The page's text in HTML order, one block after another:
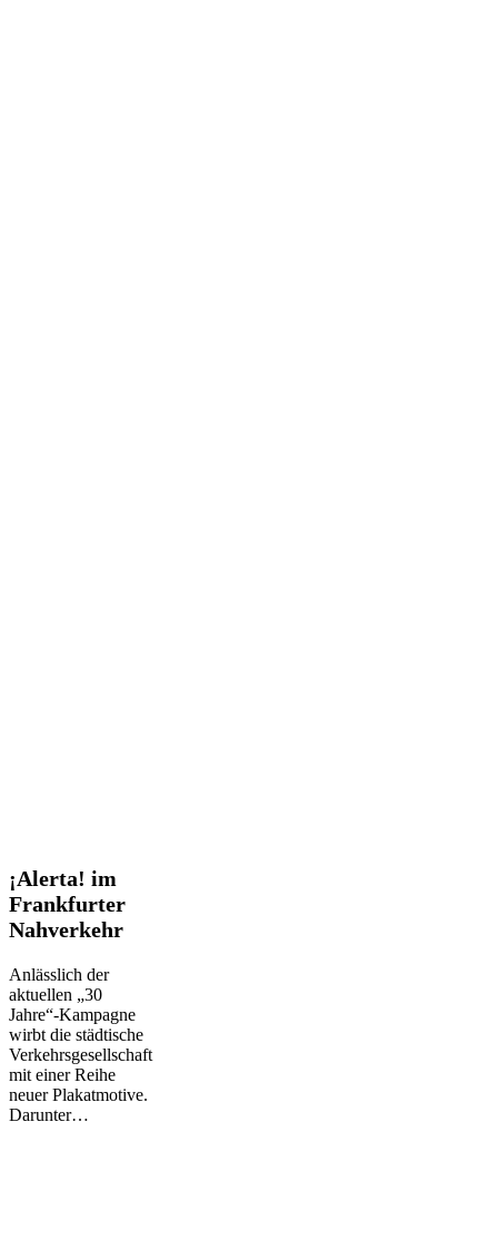
¡Alerta!
im
Frankfurter
Nahverkehr
¡Alerta! im
Frankfurter
Nahverkehr
Anlässlich der
aktuellen „30
Jahre“-Kampagne
wirbt die städtische
Verkehrsgesellschaft
mit einer Reihe
neuer Plakatmotive.
Darunter…